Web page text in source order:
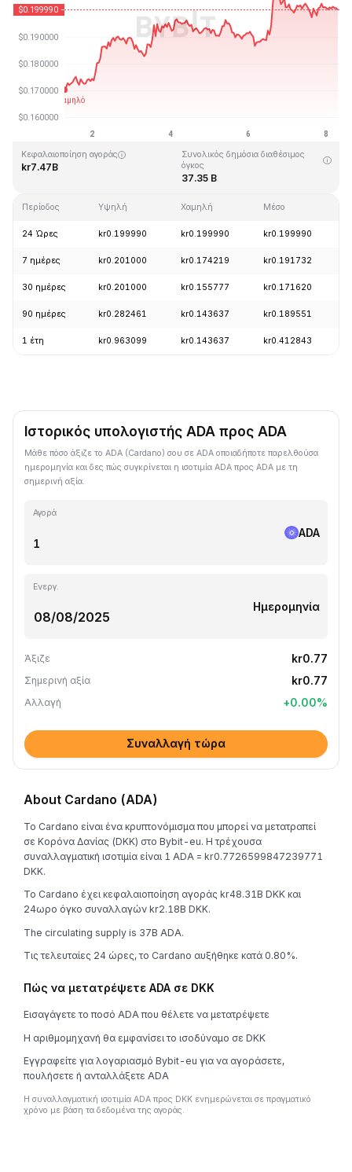
Τελευταία ενημέρωση στις: 2026-08-08, 06:42 GMT+0
Υψηλότερη τιμή (ATH)
Κεφαλαιοποίηση αγοράς
kr7.47B
Συνολικός δημόσια διαθέσιμος
όγκος
37.35 B
Περίοδος Υψηλή Χαμηλή Μέσο
24 Ώρες kr0.199990 kr0.199990 kr0.199990
7 ημέρες kr0.201000 kr0.174219 kr0.191732
30 ημέρες kr0.201000 kr0.155777 kr0.171620
90 ημέρες kr0.282461 kr0.143637 kr0.189551
1 έτη kr0.963099 kr0.143637 kr0.412843
Ιστορικός υπολογιστής ADA προς ADA
Μάθε πόσο άξιζε το ADA (Cardano) σου σε ADA οποιαδήποτε παρελθούσα
ημερομηνία και δες πώς συγκρίνεται η ισοτιμία ADA προς ADA με τη
σημερινή αξία.
Αγορά
ADA
Ενεργ.
Ημερομηνία
Άξιζε kr0.77
Σημερινή αξία kr0.77
Αλλαγή +0.00%
Συναλλαγή τώρα
About Cardano (ADA)
Το Cardano είναι ένα κρυπτονόμισμα που μπορεί να μετατραπεί
σε Κορόνα Δανίας (DKK) στο Bybit-eu. Η τρέχουσα
συναλλαγματική ισοτιμία είναι 1 ADA = kr0.7726599847239771
DKK.
Το Cardano έχει κεφαλαιοποίηση αγοράς kr48.31B DKK και
24ωρο όγκο συναλλαγών kr2.18B DKK.
The circulating supply is 37B ADA.
Τις τελευταίες 24 ώρες, το Cardano αυξήθηκε κατά 0.80%.
Πώς να μετατρέψετε ADA σε DKK
Εισαγάγετε το ποσό ADA που θέλετε να μετατρέψετε
Η αριθμομηχανή θα εμφανίσει το ισοδύναμο σε DKK
Εγγραφείτε για λογαριασμό Bybit-eu για να αγοράσετε,
πουλήσετε ή ανταλλάξετε ADA
Η συναλλαγματική ισοτιμία ADA προς DKK ενημερώνεται σε πραγματικό
χρόνο με βάση τα δεδομένα της αγοράς.